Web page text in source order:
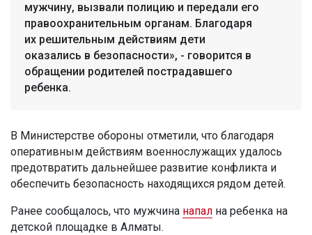
мужчину, вызвали полицию и передали его
правоохранительным органам. Благодаря
их решительным действиям дети
оказались в безопасности», - говорится в
обращении родителей пострадавшего
ребенка.
В Министерстве обороны отметили, что благодаря
оперативным действиям военнослужащих удалось
предотвратить дальнейшее развитие конфликта и
обеспечить безопасность находящихся рядом детей.
Ранее сообщалось, что мужчина напал на ребенка на
детской площадке в Алматы.